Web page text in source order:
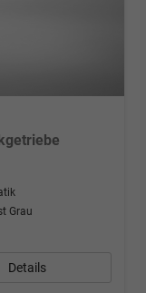
Grau
Details